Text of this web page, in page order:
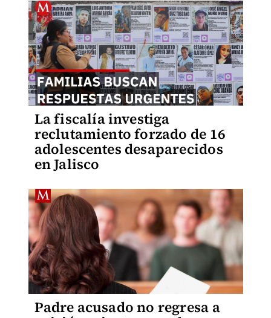
La fiscalía investiga
reclutamiento forzado de 16
adolescentes desaparecidos
en Jalisco
Padre acusado no regresa a